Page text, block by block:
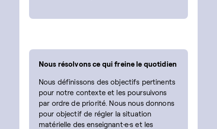
Nous résolvons ce qui freine le quotidien
Nous définissons des objectifs pertinents
pour notre contexte et les poursuivons
par ordre de priorité. Nous nous donnons
pour objectif de régler la situation
matérielle des enseignant·e·s et les